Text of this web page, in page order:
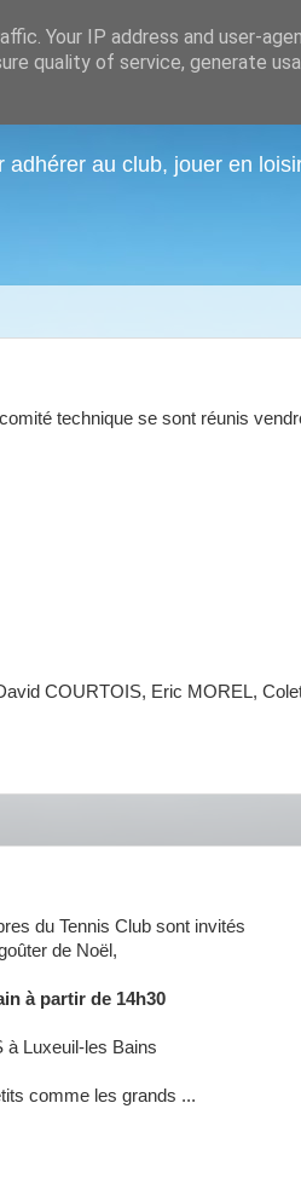
au club, jouer en
technique se sont réunis
COURTOIS, Eric MOREL,
du Tennis Club sont invités
de Noël,
à partir de 14h30
Luxeuil-les Bains
comme les grands ...
Your IP address and user-
quality of service, generate